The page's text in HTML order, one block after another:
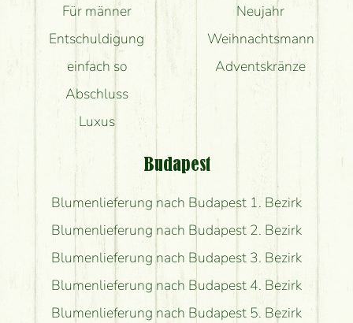
Für männer
Entschuldigung
einfach so
Abschluss
Luxus
Neujahr
Weihnachtsmann
Adventskränze
Budapest
Blumenlieferung nach Budapest 1. Bezirk
Blumenlieferung nach Budapest 2. Bezirk
Blumenlieferung nach Budapest 3. Bezirk
Blumenlieferung nach Budapest 4. Bezirk
Blumenlieferung nach Budapest 5. Bezirk